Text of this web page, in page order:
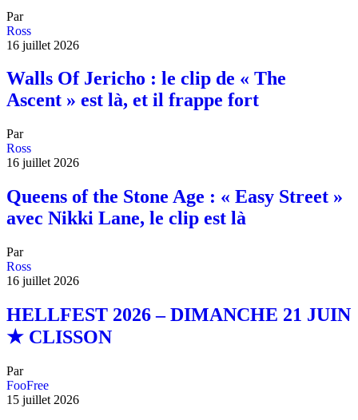
Par
Ross
16 juillet 2026
Walls Of Jericho : le clip de « The
Ascent » est là, et il frappe fort
Par
Ross
16 juillet 2026
Queens of the Stone Age : « Easy Street »
avec Nikki Lane, le clip est là
Par
Ross
16 juillet 2026
HELLFEST 2026 – DIMANCHE 21 JUIN
★ CLISSON
Par
FooFree
15 juillet 2026